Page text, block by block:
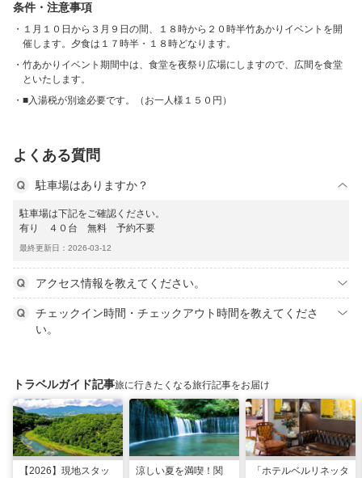
条件・注意事項
１月１０日から３月９日の間、１８時から２０時半竹あかりイベントを開
催します。夕食は１７時半・１８時どなります。
竹あかりイベント期間中は、食堂を夜祭り広場にしますので、広間を食堂
といたします。
■入湯税が別途必要です。（お一人様１５０円）
よくある質問
駐車場はありますか？
駐車場は下記をご確認ください。
有り ４０台 無料 予約不要
最終更新日：2026-03-12
アクセス情報を教えてください。
チェックイン時間・チェックアウト時間を教えてくださ
い。
トラベルガイド記事旅に行きたくなる旅行記事をお届け
【2026】現地スタッ
涼しい夏を満喫！関
「ホテルベルリネッタ